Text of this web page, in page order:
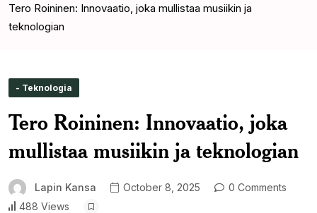
Tero Roininen: Innovaatio, joka mullistaa musiikin ja
teknologian
- Teknologia
Tero Roininen: Innovaatio, joka
mullistaa musiikin ja teknologian
Lapin Kansa October 8, 2025
0 Comments
488 Views